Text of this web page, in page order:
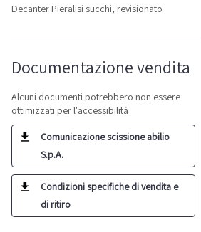
Decanter Pieralisi succhi, revisionato
Documentazione vendita
Alcuni documenti potrebbero non essere
ottimizzati per l'accessibilità
Comunicazione scissione abilio
S.p.A.
Condizioni specifiche di vendita e
di ritiro